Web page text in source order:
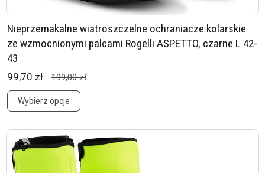
Nieprzemakalne wiatroszczelne ochraniacze kolarskie
ze wzmocnionymi palcami Rogelli ASPETTO, czarne L 42-
43
99,70 zł 199,00 zł
Wybierz opcje